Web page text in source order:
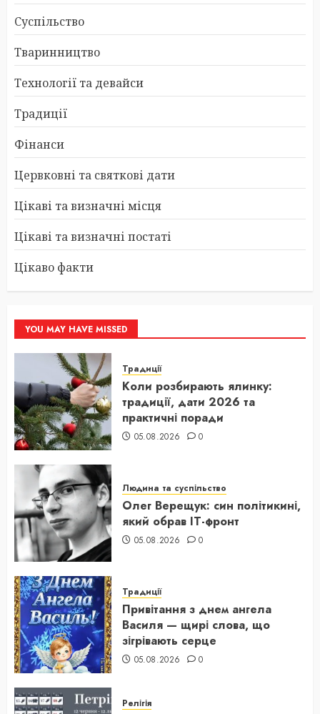
Суспільство
Тваринництво
Технології та девайси
Традиції
Фінанси
Цервковні та святкові дати
Цікаві та визначні місця
Цікаві та визначні постаті
Цікаво факти
YOU MAY HAVE MISSED
Традиції
Коли розбирають ялинку:
традиції, дати 2026 та
практичні поради
05.08.2026 0
Людина та суспільство
Олег Верещук: син політикині,
який обрав IT-фронт
05.08.2026 0
Традиції
Привітання з днем ангела
Василя — щирі слова, що
зігрівають серце
05.08.2026 0
Релігія